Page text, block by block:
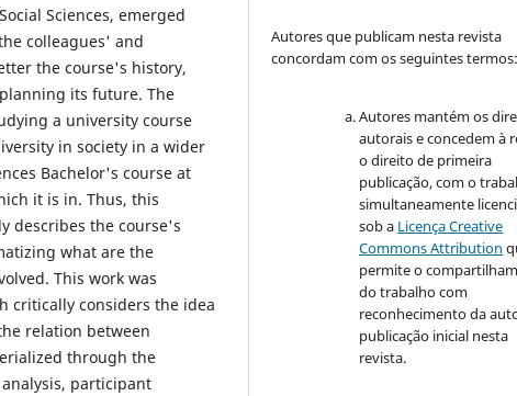
Sciences, emerged
colleagues' and
the course's history,
its future. The
a university course
in society in a wider
Bachelor's course at
it is in. Thus, this
describes the course's
what are the
This work was
critically considers the idea
relation between
through the
participant
Autores que publicam nesta revista
concordam com os seguintes termos:
Autores mantém os
autorais e concedem à
o direito de primeira
publicação, com o
simultaneamente
sob a Licença Creative
Commons Attribution
permite o
do trabalho com
reconhecimento da
publicação inicial nesta
revista.